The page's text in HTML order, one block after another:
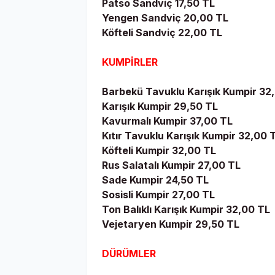
Patso Sandviç 17,50 TL
Yengen Sandviç 20,00 TL
Köfteli Sandviç 22,00 TL
KUMPİRLER
Barbekü Tavuklu Karışık Kumpir
Karışık Kumpir 29,50 TL
Kavurmalı Kumpir 37,00 TL
Kıtır Tavuklu Karışık Kumpir 32,00
Köfteli Kumpir 32,00 TL
Rus Salatalı Kumpir 27,00 TL
Sade Kumpir 24,50 TL
Sosisli Kumpir 27,00 TL
Ton Balıklı Karışık Kumpir 32,00 TL
Vejetaryen Kumpir 29,50 TL
DÜRÜMLER